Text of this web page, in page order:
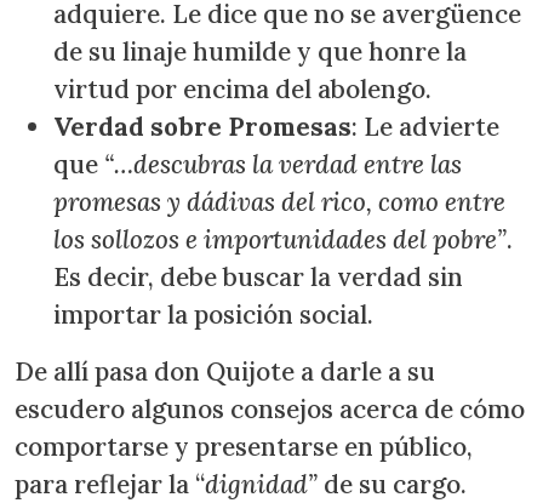
adquiere. Le dice que no se avergüence
de su linaje humilde y que honre la
virtud por encima del abolengo.
Verdad sobre Promesas: Le advierte
que “…descubras la verdad entre las
promesas y dádivas del rico, como entre
los sollozos e importunidades del pobre”.
Es decir, debe buscar la verdad sin
importar la posición social.
De allí pasa don Quijote a darle a su
escudero algunos consejos acerca de cómo
comportarse y presentarse en público,
para reflejar la “dignidad” de su cargo.